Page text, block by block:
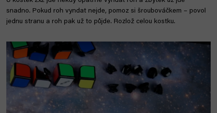
snadno. Pokud roh vyndat nejde, pomoz si šroubováčkem – povol
jednu stranu a roh pak už to půjde. Rozlož celou kostku.